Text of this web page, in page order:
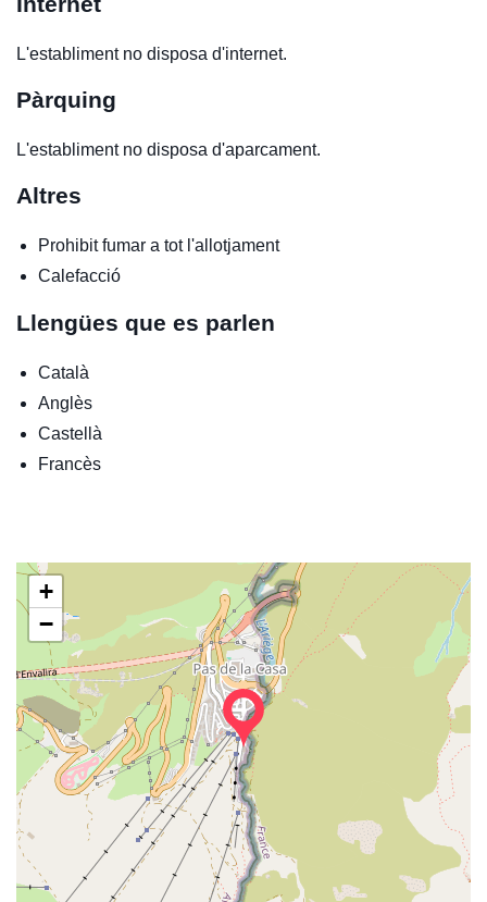
L'establiment no disposa d'internet.
Pàrquing
L'establiment no disposa d'aparcament.
Altres
Prohibit fumar a tot l'allotjament
Calefacció
Llengües que es parlen
Català
Anglès
Castellà
Francès
+
−